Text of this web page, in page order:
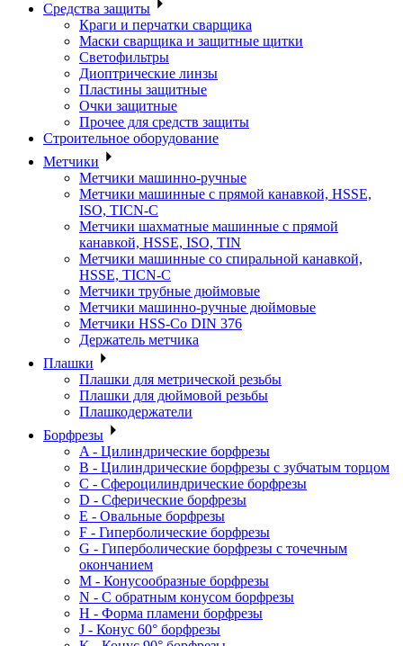
Средства защиты
Краги и перчатки сварщика
Маски сварщика и защитные щитки
Светофильтры
Диоптрические линзы
Пластины защитные
Очки защитные
Прочее для средств защиты
Строительное оборудование
Метчики
Метчики машинно-ручные
Метчики машинные с прямой канавкой, HSSE,
ISO, TICN-C
Метчики шахматные машинные с прямой
канавкой, HSSE, ISO, TIN
Метчики машинные со спиральной канавкой,
HSSE, TICN-C
Метчики трубные дюймовые
Метчики машинно-ручные дюймовые
Метчики HSS-Co DIN 376
Держатель метчика
Плашки
Плашки для метрической резьбы
Плашки для дюймовой резьбы
Плашкодержатели
Борфрезы
A - Цилиндрические борфрезы
B - Цилиндрические борфрезы с зубчатым торцом
C - Сфероцилиндрические борфрезы
D - Сферические борфрезы
E - Овальные борфрезы
F - Гиперболические борфрезы
G - Гиперболические борфрезы с точечным
окончанием
M - Конусообразные борфрезы
N - С обратным конусом борфрезы
H - Форма пламени борфрезы
J - Конус 60° борфрезы